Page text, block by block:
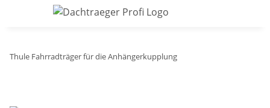
Thule Fahrradträger für die Anhängerkupplung